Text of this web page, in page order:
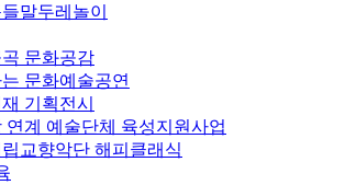
말두레놀이
문화공감
문화예술공연
기획전시
연계 예술단체 육성지원사업
교향악단 해피클래식